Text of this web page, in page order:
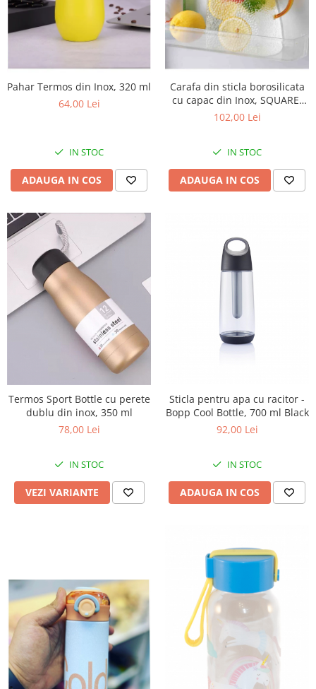
Pahar Termos din Inox, 320 ml
64,00 Lei
IN STOC
ADAUGA IN COS
Carafa din sticla borosilicata
cu capac din Inox, SQUARE,
1400 ml, 9x13x20 cm
102,00 Lei
IN STOC
ADAUGA IN COS
Termos Sport Bottle cu perete
dublu din inox, 350 ml
78,00 Lei
IN STOC
VEZI VARIANTE
Sticla pentru apa cu racitor -
Bopp Cool Bottle, 700 ml Black
92,00 Lei
IN STOC
ADAUGA IN COS